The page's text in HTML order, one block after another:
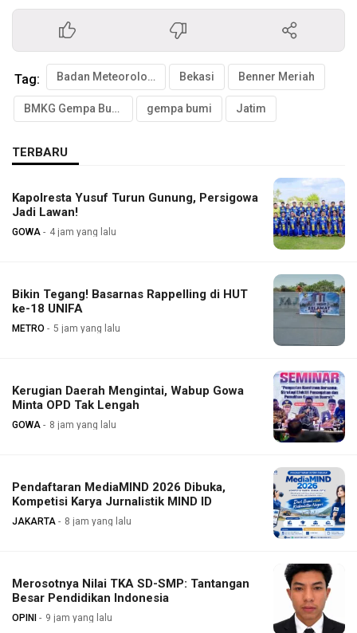
Tag: Badan Meteorologi Klimatologi dan Geofisika Bekasi Benner Meriah
BMKG Gempa Bumi gempa bumi Jatim
TERBARU
Kapolresta Yusuf Turun Gunung, Persigowa
Jadi Lawan!
GOWA 4 jam yang lalu
Bikin Tegang! Basarnas Rappelling di HUT
ke-18 UNIFA
METRO 5 jam yang lalu
Kerugian Daerah Mengintai, Wabup Gowa
Minta OPD Tak Lengah
GOWA 8 jam yang lalu
Pendaftaran MediaMIND 2026 Dibuka,
Kompetisi Karya Jurnalistik MIND ID
JAKARTA 8 jam yang lalu
Merosotnya Nilai TKA SD-SMP: Tantangan
Besar Pendidikan Indonesia
OPINI 9 jam yang lalu